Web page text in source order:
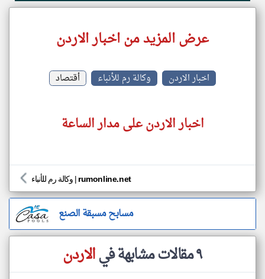
عرض المزيد من اخبار الاردن
اخبار الاردن وكالة رم للأنباء أقتصاد
اخبار الاردن على مدار الساعة
وكالة رم للأنباء | rumonline.net
مسابح مسبقة الصنع
٩ مقالات مشابهة في الاردن